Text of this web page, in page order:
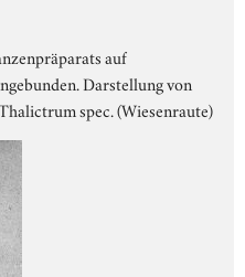
auf
Darstellung von
spec. (Wiesenraute)